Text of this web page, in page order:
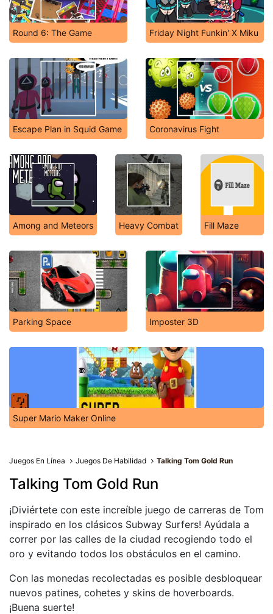
Round 6: The Game Friday Night Funkin' X Miku
Escape Plan in Squid Game Coronavirus Fight
Among and Meteors Heavy Combat Fill Maze
Parking Space Imposter 3D
Super Mario Maker Online
Juegos En Línea Juegos De Habilidad Talking Tom Gold Run
Talking Tom Gold Run
¡Diviértete con este increíble juego de carreras de Tom
inspirado en los clásicos Subway Surfers! Ayúdala a
correr por las calles de la ciudad recogiendo todo el
oro y evitando todos los obstáculos en el camino.
Con las monedas recolectadas es posible desbloquear
nuevos patines, cohetes y skins de hoverboards.
¡Buena suerte!